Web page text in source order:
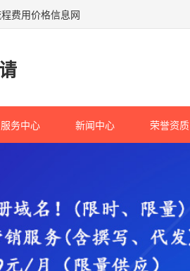
费用价格信息网
服务中心 新闻中心 荣誉资质